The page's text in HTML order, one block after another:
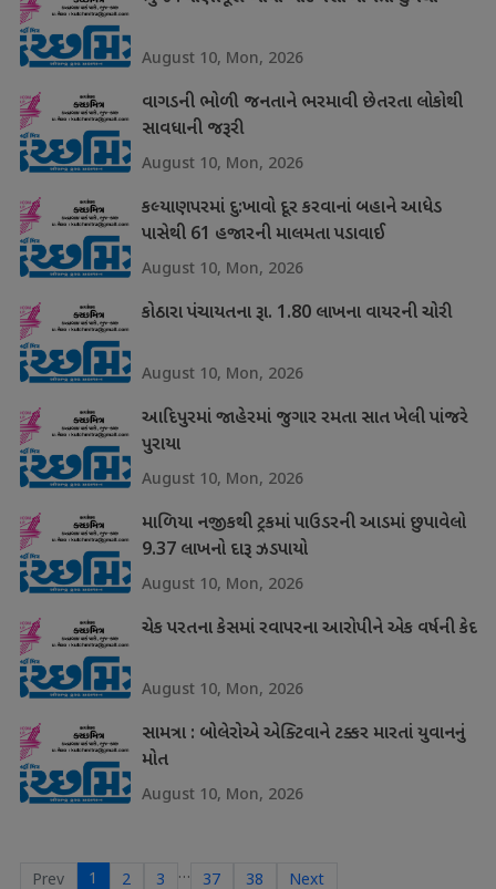
August 10, Mon, 2026
વાગડની ભોળી જનતાને ભરમાવી છેતરતા લોકોથી
સાવધાની જરૂરી
August 10, Mon, 2026
કલ્યાણપરમાં દુ:ખાવો દૂર કરવાનાં બહાને આધેડ
પાસેથી 61 હજારની માલમતા પડાવાઈ
August 10, Mon, 2026
કોઠારા પંચાયતના રૂા. 1.80 લાખના વાયરની ચોરી
August 10, Mon, 2026
આદિપુરમાં જાહેરમાં જુગાર રમતા સાત ખેલી પાંજરે
પુરાયા
August 10, Mon, 2026
માળિયા નજીકથી ટ્રકમાં પાઉડરની આડમાં છુપાવેલો
9.37 લાખનો દારૂ ઝડપાયો
August 10, Mon, 2026
ચેક પરતના કેસમાં રવાપરના આરોપીને એક વર્ષની કેદ
August 10, Mon, 2026
સામત્રા : બોલેરોએ એક્ટિવાને ટક્કર મારતાં યુવાનનું
મોત
August 10, Mon, 2026
Prev 1 2 3 … 37 38 Next